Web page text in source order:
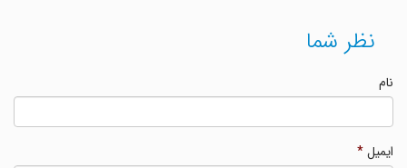
نظر شما
ایمیل*